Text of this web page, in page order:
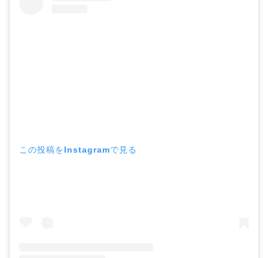
この投稿をInstagramで見る